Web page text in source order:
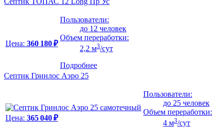
Цена: 360 180 ₽
Пользователи:
до 12 человек
Объем переработки:
2,2 м3/сут
Подробнее
Септик Гринлос Аэро 25
Цена: 365 040 ₽
Пользователи:
до 25 человек
Объем переработки:
4 м3/сут